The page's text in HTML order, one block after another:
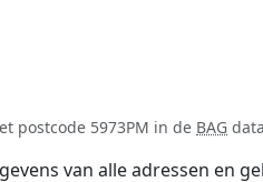
postcode 5973PM in de BAG
van alle adressen en